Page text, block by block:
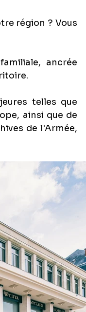
région ? Vous
ancrée
telles que
ainsi que de
de l'Armée,